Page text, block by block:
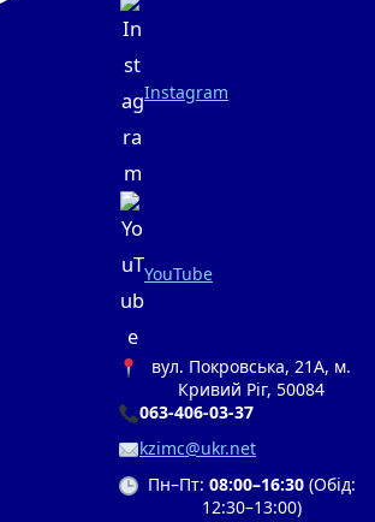
Instagram
YouTube
вул. Покровська, 21А, м.
Кривий Ріг, 50084
063-406-03-37
kzimc@ukr.net
Пн–Пт: 08:00–16:30(Обід:
12:30–13:00)